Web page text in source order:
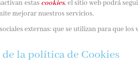
estas cookies, el sitio web podrá
mejorar nuestros servicios.
externas: que se utilizan para que
la política de Cookies